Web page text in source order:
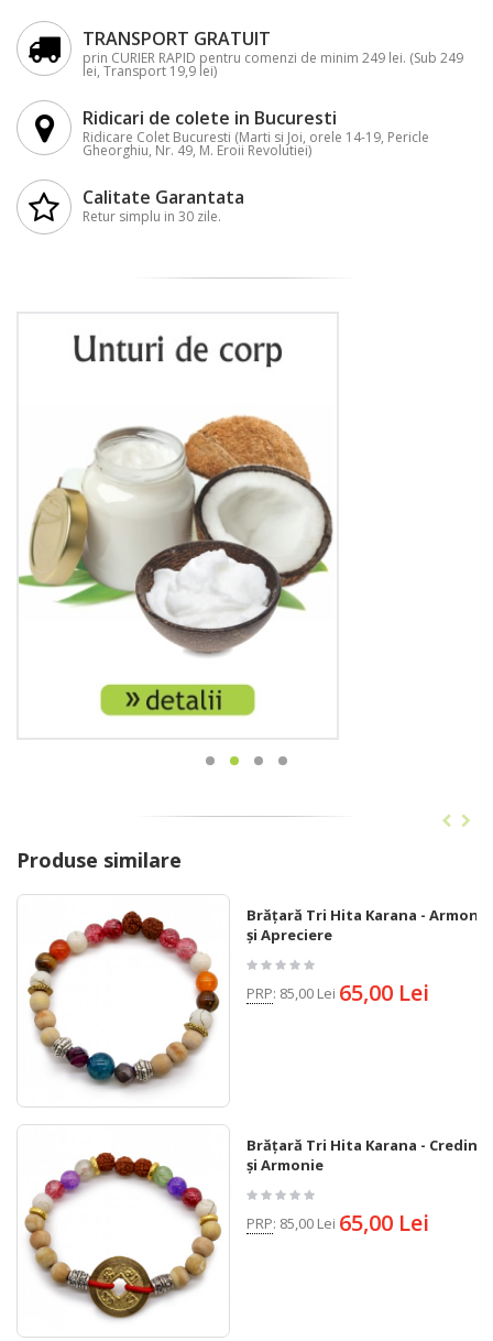
TRANSPORT GRATUIT
prin CURIER RAPID pentru comenzi de minim 249 lei. (Sub 249
lei, Transport 19,9 lei)
Ridicari de colete in Bucuresti
Ridicare Colet Bucuresti (Marti si Joi, orele 14-19, Pericle
Gheorghiu, Nr. 49, M. Eroii Revolutiei)
Calitate Garantata
Retur simplu in 30 zile.
Produse similare
Brățară Tri Hita Karana - Armonie
și Apreciere
PRP: 85,00 Lei 65,00 Lei
Brățară Tri Hita Karana - Credință
și Armonie
PRP: 85,00 Lei 65,00 Lei